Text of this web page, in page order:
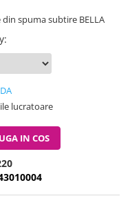
spuma subtire BELLA
:
lucratoare
IN COS